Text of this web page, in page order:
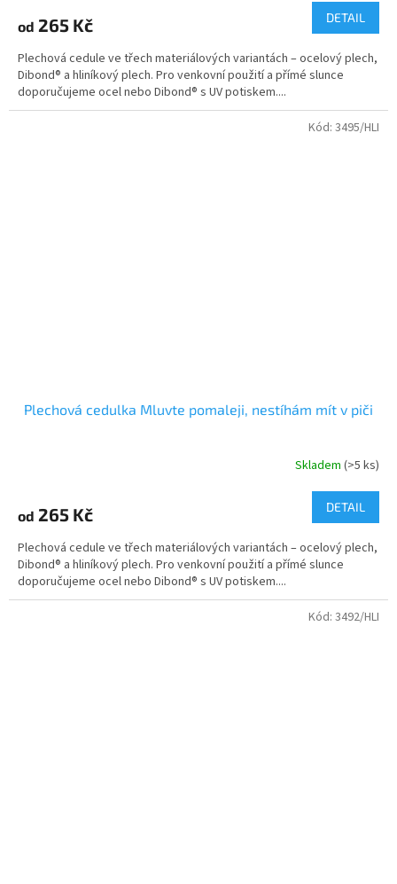
od 265 Kč DETAIL
Plechová cedule ve třech materiálových variantách – ocelový plech,
Dibond® a hliníkový plech. Pro venkovní použití a přímé slunce
doporučujeme ocel nebo Dibond® s UV potiskem....
Plechová cedulka Mluvte pomaleji, nestíhám mít v piči
Skladem (>5 ks)
od 265 Kč DETAIL
Plechová cedule ve třech materiálových variantách – ocelový plech,
Dibond® a hliníkový plech. Pro venkovní použití a přímé slunce
doporučujeme ocel nebo Dibond® s UV potiskem....
Kód: 3495/HLI
Kód: 3492/HLI